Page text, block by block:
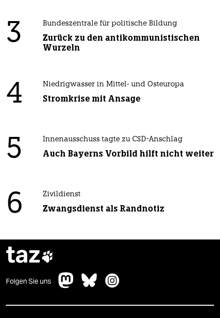
3 Bundeszentrale für politische Bildung
Zurück zu den antikommunistischen
Wurzeln
4 Niedrigwasser in Mittel- und Osteuropa
Stromkrise mit Ansage
5 Innenausschuss tagte zu CSD-Anschlag
Auch Bayerns Vorbild hilft nicht weiter
6 Zivildienst
Zwangsdienst als Randnotiz
taz
Folgen Sie uns